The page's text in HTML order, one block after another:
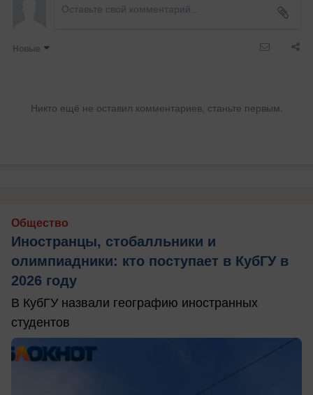
Новые
Никто ещё не оставил комментариев, станьте первым.
Общество
Иностранцы, стобалльники и
олимпиадники: кто поступает в КубГУ в
2026 году
В КубГУ назвали географию иностранных
студентов